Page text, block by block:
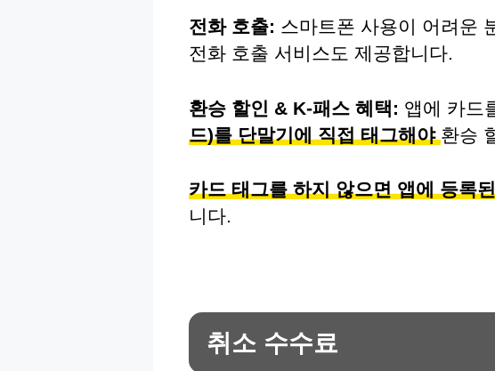
전화 호출: 스마트폰 사용이 어려운
전화 호출 서비스도 제공합니다.
환승 할인 & K-패스 혜택: 앱에 카드
드)를 단말기에 직접 태그해야 환승
카드 태그를 하지 않으면 앱에 등록
니다.
취소 수수료